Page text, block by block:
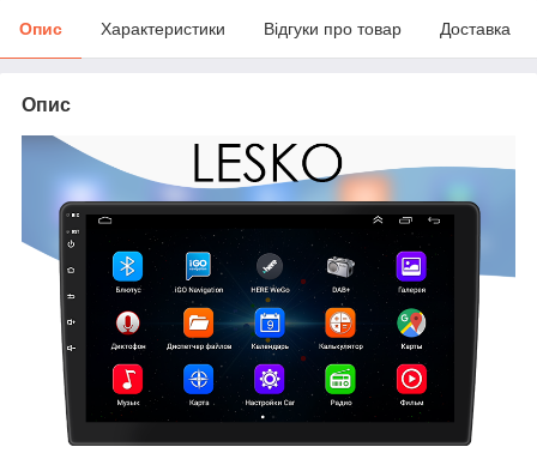
Опис Характеристики Відгуки про товар Доставка
Опис